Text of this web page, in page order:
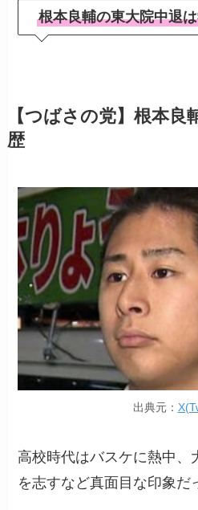
根本良輔の東大院中退
【つばさの党】根本
歴
出典元：
高校時代はバスケに熱中、
を志すなど真面目な印象だ